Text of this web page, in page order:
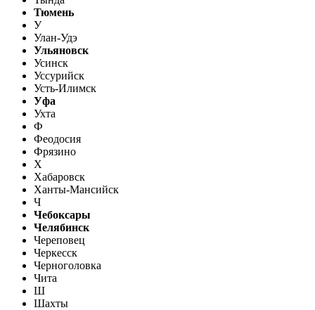
Тюмень
У
Улан-Удэ
Ульяновск
Усинск
Уссурийск
Усть-Илимск
Уфа
Ухта
Ф
Феодосия
Фрязино
Х
Хабаровск
Ханты-Мансийск
Ч
Чебоксары
Челябинск
Череповец
Черкесск
Черноголовка
Чита
Ш
Шахты